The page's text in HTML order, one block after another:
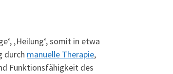
‚Heilung‘, somit in etwa
durch manuelle Therapie,
Funktionsfähigkeit des